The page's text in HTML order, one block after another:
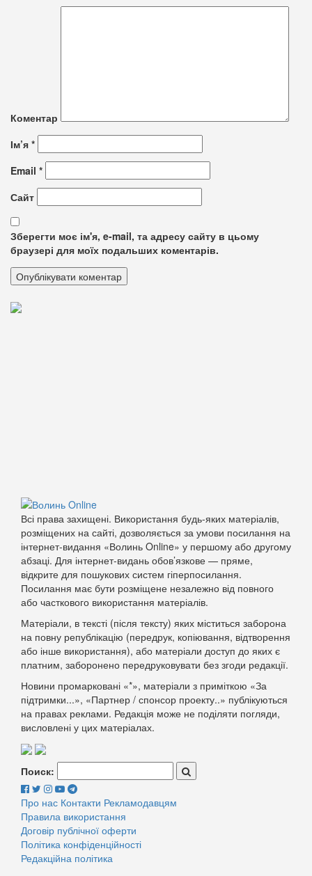
Коментар
Ім’я *
Email *
Сайт
Зберегти моє ім'я, e-mail, та адресу сайту в цьому
браузері для моїх подальших коментарів.
Всі права захищені. Використання будь-яких матеріалів,
розміщених на сайті, дозволяється за умови посилання на
інтернет-видання «Волинь Online» у першому або другому
абзаці. Для інтернет-видань обов’язкове — пряме,
відкрите для пошукових систем гіперпосилання.
Посилання має бути розміщене незалежно від повного
або часткового використання матеріалів.
Матеріали, в тексті (після тексту) яких міститься заборона
на повну републікацію (передрук, копіювання, відтворення
або інше використання), або матеріали доступ до яких є
платним, заборонено передруковувати без згоди редакції.
Новини промарковані «*», матеріали з приміткою «За
підтримки...», «Партнер / спонсор проекту..» публікуються
на правах реклами. Редакція може не поділяти погляди,
висловлені у цих матеріалах.
Поиск:
Про нас Контакти Рекламодавцям
Правила використання
Договір публічної оферти
Політика конфіденційності
Редакційна політика